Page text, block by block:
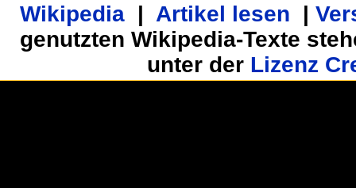
Wikipedia | Artikel lesen |
genutzten Wikipedia-Texte
unter der Lizenz